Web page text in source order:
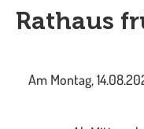
Rathaus
Am Montag,